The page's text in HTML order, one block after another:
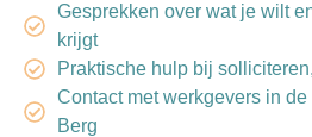
Gesprekken over wat je wilt
krijgt
Praktische hulp bij
Contact met werkgevers in
Berg